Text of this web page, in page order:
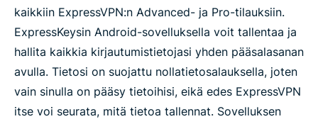
kaikkiin ExpressVPN:n Advanced- ja Pro-tilauksiin.
ExpressKeysin Android-sovelluksella voit tallentaa ja
hallita kaikkia kirjautumistietojasi yhden pääsalasanan
avulla. Tietosi on suojattu nollatietosalauksella, joten
vain sinulla on pääsy tietoihisi, eikä edes ExpressVPN
itse voi seurata, mitä tietoa tallennat. Sovelluksen